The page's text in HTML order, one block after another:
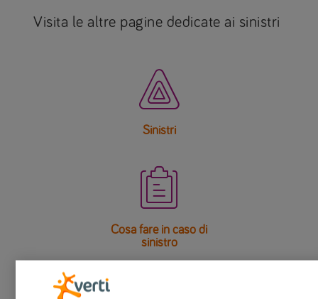
Visita le altre pagine dedicate ai sinistri

Sinistri

Cosa fare in caso di
sinistro